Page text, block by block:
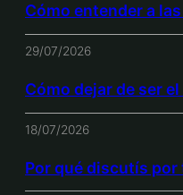
Cómo entender a
29/07/2026
Cómo dejar de ser
18/07/2026
Por qué discutís por